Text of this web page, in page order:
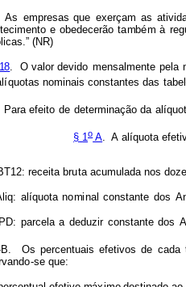
As empresas que exerçam as
imento e obedecerão também à reg
as.” (NR)
. O valor devido mensalmente pe la
íquotas nominais constantes das t
Para efeito de determinação da alíquo
§ 1oA. A alíquota ef
receita bruta acumulada nos doze
alíquota nominal constante dos A
PD: parcela a deduzir constante dos
Os percentuais efetivos de cada
ndo-se que: